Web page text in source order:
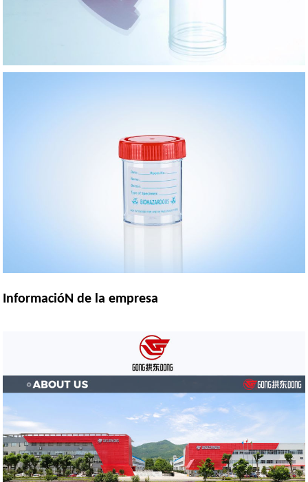
InformacióN de la empresa